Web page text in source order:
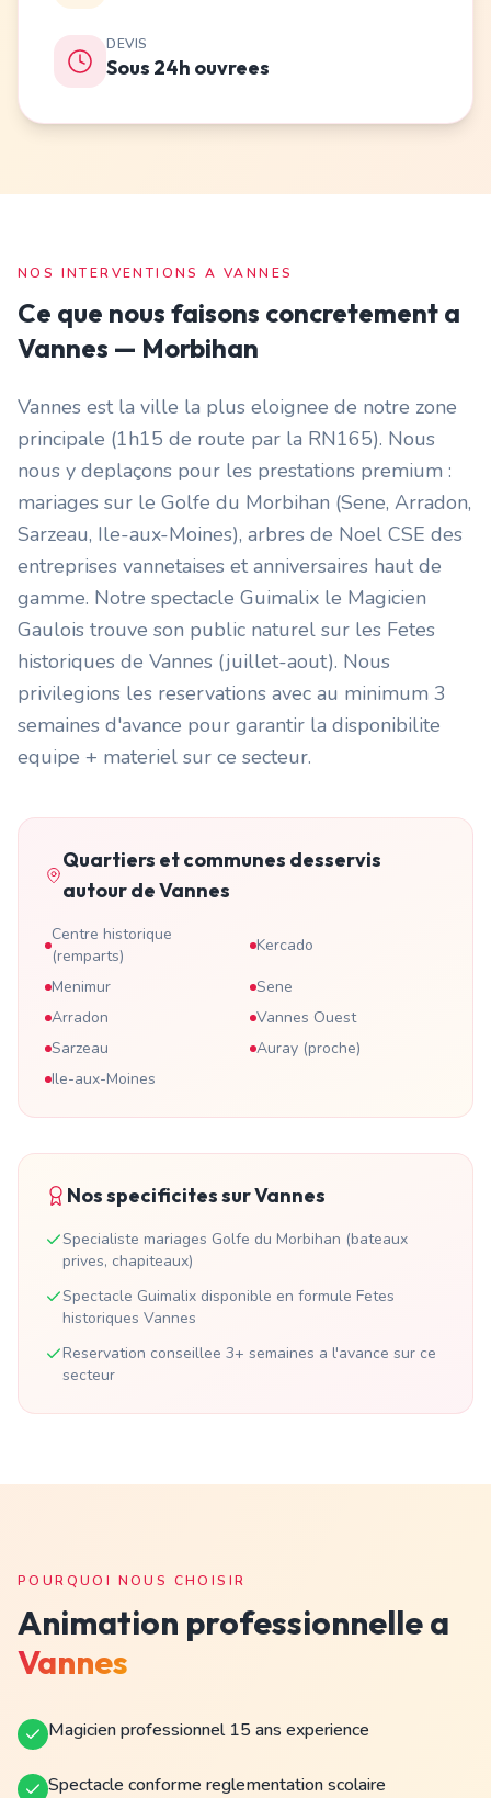
DEVIS
Sous 24h ouvrees
NOS INTERVENTIONS A VANNES
Ce que nous faisons concretement a
Vannes — Morbihan
Vannes est la ville la plus eloignee de notre zone
principale (1h15 de route par la RN165). Nous
nous y deplaçons pour les prestations premium :
mariages sur le Golfe du Morbihan (Sene, Arradon,
Sarzeau, Ile-aux-Moines), arbres de Noel CSE des
entreprises vannetaises et anniversaires haut de
gamme. Notre spectacle Guimalix le Magicien
Gaulois trouve son public naturel sur les Fetes
historiques de Vannes (juillet-aout). Nous
privilegions les reservations avec au minimum 3
semaines d'avance pour garantir la disponibilite
equipe + materiel sur ce secteur.
Quartiers et communes desservis
autour deVannes
Centre historique
(remparts)
Kercado
Menimur
Sene
Arradon
Vannes Ouest
Sarzeau
Auray (proche)
Ile-aux-Moines
Nos specificites surVannes
Specialiste mariages Golfe du Morbihan (bateaux
prives, chapiteaux)
Spectacle Guimalix disponible en formule Fetes
historiques Vannes
Reservation conseillee 3+ semaines a l'avance sur ce
secteur
POURQUOI NOUS CHOISIR
Animation professionnelle a
Vannes
Magicien professionnel 15 ans experience
Spectacle conforme reglementation scolaire